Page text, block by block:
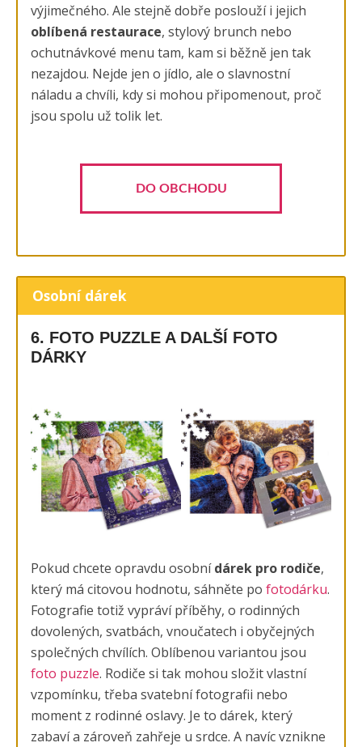
výjimečného. Ale stejně dobře poslouží i jejich
oblíbená restaurace, stylový brunch nebo
ochutnávkové menu tam, kam si běžně jen tak
nezajdou. Nejde jen o jídlo, ale o slavnostní
náladu a chvíli, kdy si mohou připomenout, proč
jsou spolu už tolik let.
DO OBCHODU
Osobní dárek
6. FOTO PUZZLE A DALŠÍ FOTO
DÁRKY
Pokud chcete opravdu osobnídárek pro rodiče,
který má citovou hodnotu, sáhněte po fotodárku.
Fotografie totiž vypráví příběhy, o rodinných
dovolených, svatbách, vnoučatech i obyčejných
společných chvílích. Oblíbenou variantou jsou
foto puzzle. Rodiče si tak mohou složit vlastní
vzpomínku, třeba svatební fotografii nebo
moment z rodinné oslavy. Je to dárek, který
zabaví a zároveň zahřeje u srdce. A navíc vznikne